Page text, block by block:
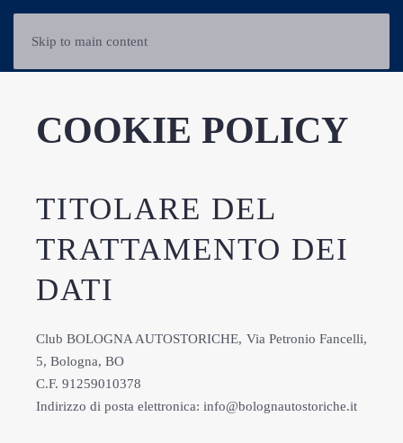
Skip to main content
COOKIE POLICY
TITOLARE DEL
TRATTAMENTO DEI
DATI
Club BOLOGNA AUTOSTORICHE, Via Petronio Fancelli,
5, Bologna, BO
C.F. 91259010378
Indirizzo di posta elettronica: info@bolognautostoriche.it